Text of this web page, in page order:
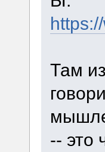
Там
-- это